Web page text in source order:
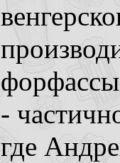
форфассы
-
где